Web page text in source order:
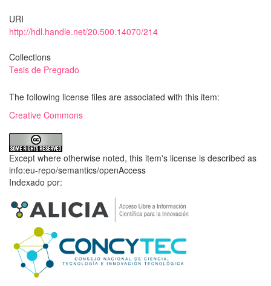
URI
http://hdl.handle.net/20.500.14070/214
Collections
Tesis de Pregrado
The following license files are associated with this item:
Creative Commons
Except where otherwise noted, this item's license is described as
info:eu-repo/semantics/openAccess
Indexado por: